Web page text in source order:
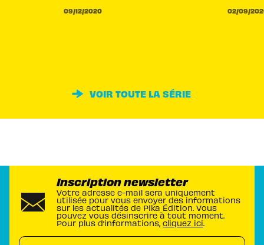
09/12/2020 02/09/
VOIR TOUTE LA SÉRIE
Inscription newsletter
Votre adresse e-mail sera uniquement
utilisée pour vous envoyer des informations
sur les actualités de Pika Édition. Vous
pouvez vous désinscrire à tout moment.
Pour plus d’informations, cliquez ici.